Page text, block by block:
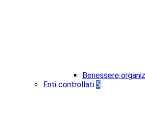
Benessere
Enti controllati 5